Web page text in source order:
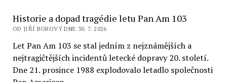
Historie a dopad tragédie letu Pan Am 103
OD JIŘÍ BOROVÝ DNE 30. 7. 2026
Let Pan Am 103 se stal jedním z nejznámějších a
nejtragičtějších incidentů letecké dopravy 20. století.
Dne 21. prosince 1988 explodovalo letadlo společnosti